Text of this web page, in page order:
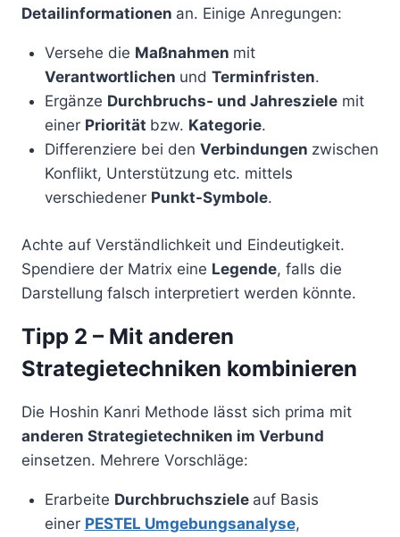
Detailinformationen an. Einige Anregungen:
Versehe die Maßnahmen mit
Verantwortlichen und Terminfristen.
Ergänze Durchbruchs- und Jahreszielemit
einer Priorität bzw. Kategorie.
Differenziere bei den Verbindungen zwischen
Konflikt, Unterstützung etc. mittels
verschiedener Punkt-Symbole.
Achte auf Verständlichkeit und Eindeutigkeit.
Spendiere der Matrix eine Legende, falls die
Darstellung falsch interpretiert werden könnte.
Tipp 2 – Mit anderen
Strategietechniken kombinieren
Die Hoshin Kanri Methode lässt sich prima mit
anderen Strategietechniken im Verbund
einsetzen. Mehrere Vorschläge:
Erarbeite Durchbruchsziele auf Basis
einer PESTEL Umgebungsanalyse,